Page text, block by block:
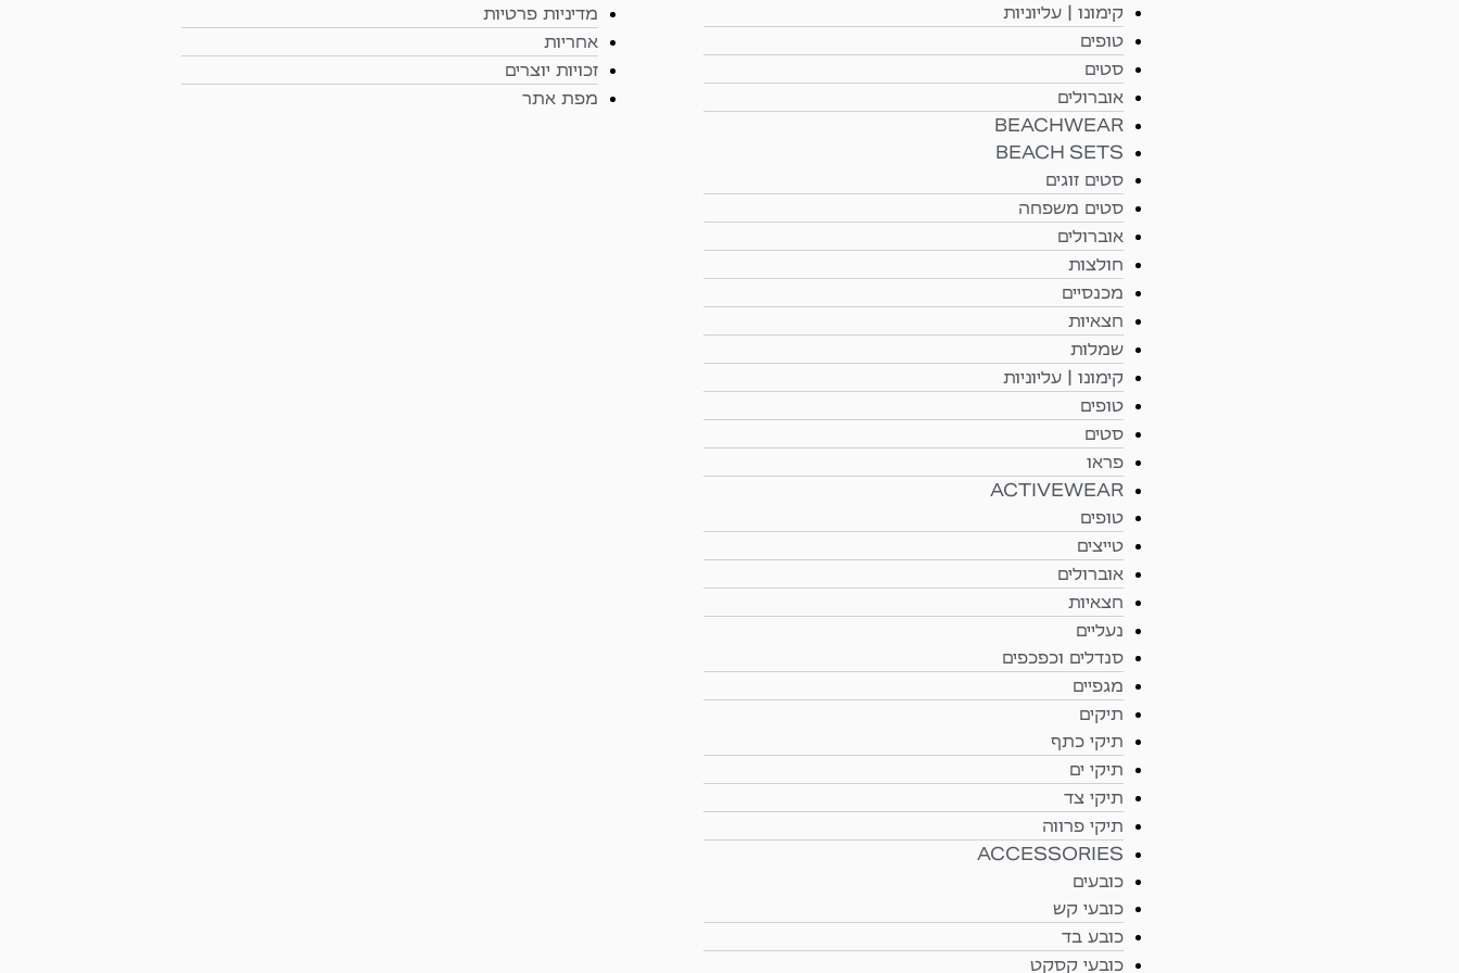
קימונו | עליוניות
טופים
סטים
אוברולים
BEACHWEAR
BEACH SETS
סטים זוגים
סטים משפחה
אוברולים
חולצות
מכנסיים
חצאיות
שמלות
קימונו | עליוניות
טופים
סטים
פראו
ACTIVEWEAR
טופים
טייצים
אוברולים
חצאיות
נעליים
סנדלים וכפכפים
מגפיים
תיקים
תיקי כתף
תיקי ים
תיקי צד
תיקי פרווה
ACCESSORIES
כובעים
כובעי קש
כובע בד
כובעי קסקט
מדיניות פרטיות
אחריות
זכויות יוצרים
מפת אתר